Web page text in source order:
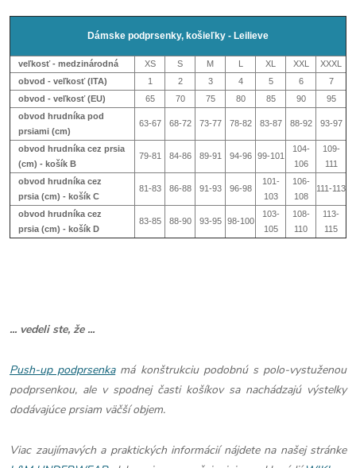
Dámske podprsenky, košieľky - Leilieve
veľkosť - medzinárodná XS S M L XL XXL
XXXL
obvod - veľkosť (ITA)
1 2 3 4 5 6
7
obvod - veľkosť (EU)
65 70 75 80 85 90
95
obvod hrudníka pod
prsiami (cm)
63-67 68-72 73-77 78-82 83-87 88-92 93-97
obvod hrudníka cez prsia
(cm) - košík B
79-81 84-86 89-91 94-96 99-101
104-
106
109-
111
obvod hrudníka cez
prsia (cm) - košík C
81-83 86-88 91-93 96-98
101-
103
106-
108
111-113
obvod hrudníka cez
prsia (cm) - košík D
83-85 88-90 93-95 98-100
103-
105
108-
110
113-
115
... vedeli ste, že ...
Push-up podprsenkamá konštrukciu podobnú s polo-vystuženou
podprsenkou, ale v spodnej časti košíkov sa nachádzajú výstelky
dodávajúce prsiam väčší objem.
Viac zaujímavých a praktických informácií nájdete na našej stránke